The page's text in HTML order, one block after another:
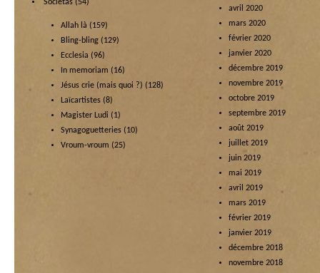
Societas (54)
Allah là (159)
Bling-bling (129)
Ecclesia (96)
In memoriam (16)
Jésus crie (mais quoi ?) (128)
Laïcartistes (8)
Magister Ludi (1)
Synagoguetteries (10)
Vroum-vroum (25)
avril 2020
mars 2020
février 2020
janvier 2020
décembre 2019
novembre 2019
octobre 2019
septembre 2019
août 2019
juillet 2019
juin 2019
mai 2019
avril 2019
mars 2019
février 2019
janvier 2019
décembre 2018
novembre 2018